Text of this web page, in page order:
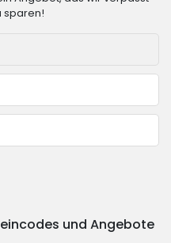
sparen!
und Angebote